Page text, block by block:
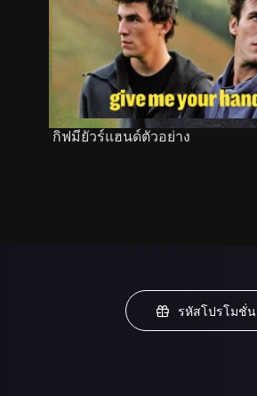
กิฟมียัวร์แฮนด์ตัวอย่าง
รหัสโปรโมชั่น